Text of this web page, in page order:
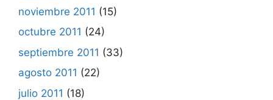
noviembre 2011 (15)
octubre 2011 (24)
septiembre 2011 (33)
agosto 2011 (22)
julio 2011 (18)